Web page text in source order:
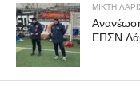
ΜΙΚΤΗ
ΕΠΣΝ